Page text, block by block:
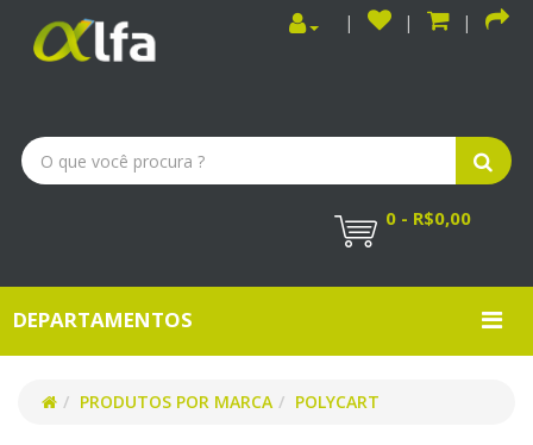
0 - R$0,00
DEPARTAMENTOS
PRODUTOS POR MARCA POLYCART